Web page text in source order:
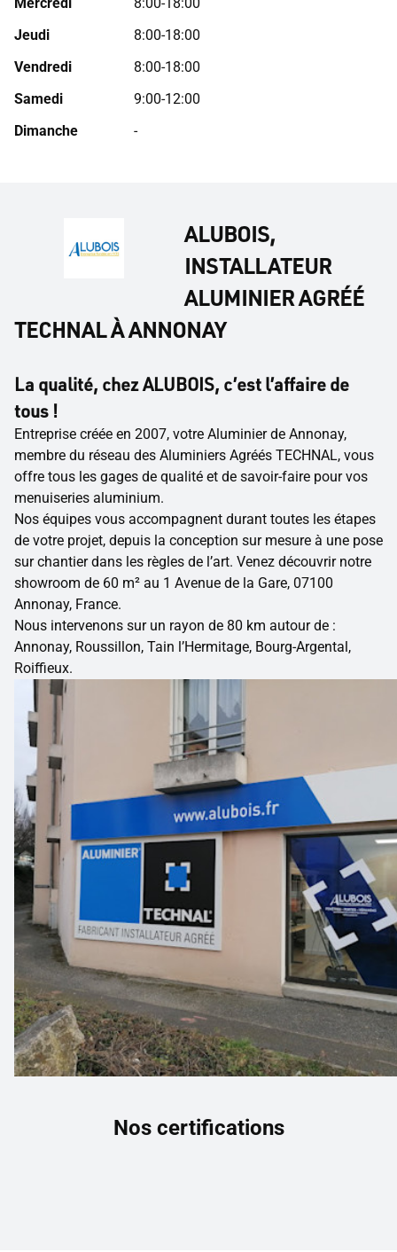
Jeudi
8:00-18:00
Vendredi
8:00-18:00
Samedi
9:00-12:00
Dimanche
-
ALUBOIS,
INSTALLATEUR
ALUMINIER AGRÉÉ
TECHNAL À ANNONAY
La qualité, chez ALUBOIS, c’est l’affaire de
tous !
Entreprise créée en 2007, votre Aluminier de Annonay,
membre du réseau des Aluminiers Agréés TECHNAL, vous
offre tous les gages de qualité et de savoir-faire pour vos
menuiseries aluminium.
Nos équipes vous accompagnent durant toutes les étapes
de votre projet, depuis la conception sur mesure à une pose
sur chantier dans les règles de l’art. Venez découvrir notre
showroom de 60 m² au 1 Avenue de la Gare, 07100
Annonay, France.
Nous intervenons sur un rayon de 80 km autour de :
Annonay, Roussillon, Tain l’Hermitage, Bourg-Argental,
Roiffieux.
Nos certifications